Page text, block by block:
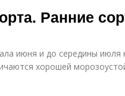
Ранние
июня и до середины июля
хорошей